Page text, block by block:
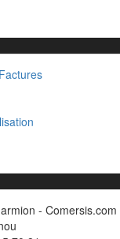
- Comersis.com